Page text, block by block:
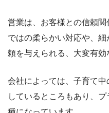
営業は、お客様との信頼
ではの柔らかい対応や、
頼を与えられる、大変有効
会社によっては、子育て
しているところもあり、